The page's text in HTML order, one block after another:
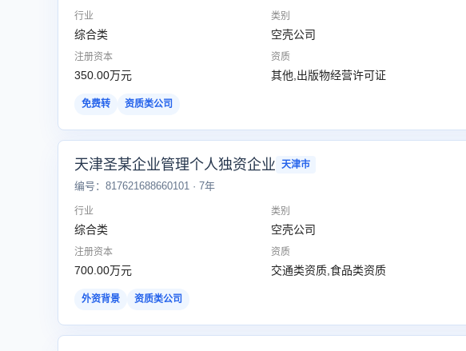
行业
综合类
类别
空壳公司
注册资本
350.00万元
资质
其他,出版物经营许可证
免费转 资质类公司
天津圣某企业管理个人独资企业 天津市
编号：817621688660101 · 7年
行业
综合类
类别
空壳公司
注册资本
700.00万元
资质
交通类资质,食品类资质
外资背景 资质类公司